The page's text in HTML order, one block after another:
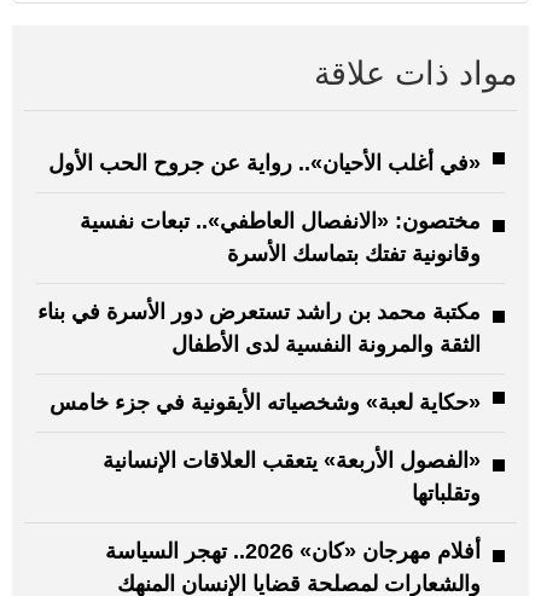
مواد ذات علاقة
«في أغلب الأحيان».. رواية عن جروح الحب الأول
مختصون: «الانفصال العاطفي».. تبعات نفسية
وقانونية تفتك بتماسك الأسرة
مكتبة محمد بن راشد تستعرض دور الأسرة في بناء
الثقة والمرونة النفسية لدى الأطفال
«حكاية لعبة» وشخصياته الأيقونية في جزء خامس
«الفصول الأربعة» يتعقب العلاقات الإنسانية
وتقلباتها
أفلام مهرجان «كان» 2026.. تهجر السياسة
والشعارات لمصلحة قضايا الإنسان المنهك